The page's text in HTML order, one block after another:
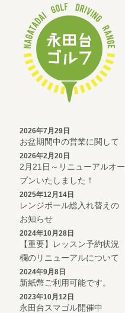
2026年7月29日
お盆期間中の営業に関して
2026年2月20日
2月21日～リニューアルオー
プンいたしました！
2025年12月14日
レンジボール総入れ替えの
お知らせ
2024年10月28日
【重要】レッスン予約状況
欄のリニューアルについて
2024年9月8日
新紙幣ご利用可能です。
2023年10月12日
永田台スマゴル開催中